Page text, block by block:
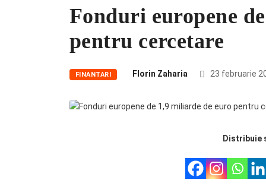
Fonduri europene
pentru cercetare
FINANTARI Florin Zaharia 23 februarie
Distribuie